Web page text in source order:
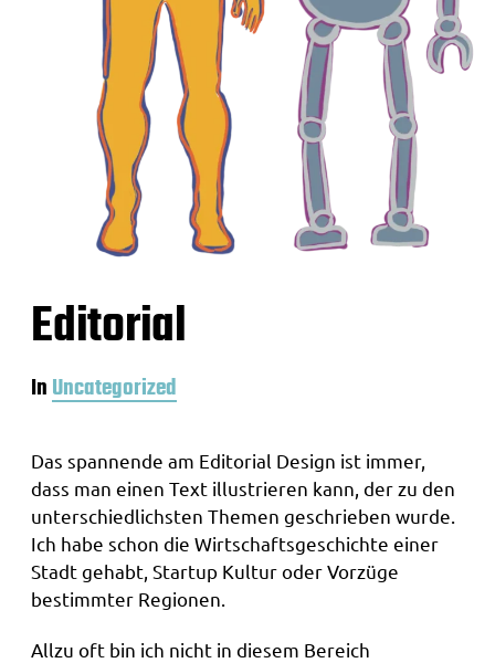
Editorial
InUncategorized
Das spannende am Editorial Design ist immer,
dass man einen Text illustrieren kann, der zu den
unterschiedlichsten Themen geschrieben wurde.
Ich habe schon die Wirtschaftsgeschichte einer
Stadt gehabt, Startup Kultur oder Vorzüge
bestimmter Regionen.
Allzu oft bin ich nicht in diesem Bereich